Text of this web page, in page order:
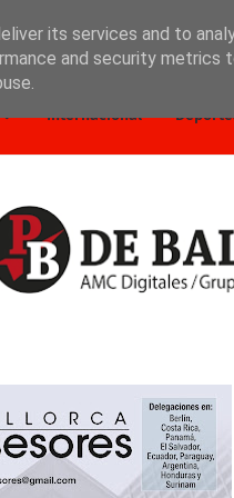
Internacional
its services and to
and security metrics